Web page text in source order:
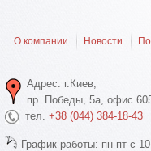
О компании Новости
Адрес: г.Киев,
пр. Победы, 5а, офис
тел. +38 (044) 384-18-43
График работы: пн-пт с